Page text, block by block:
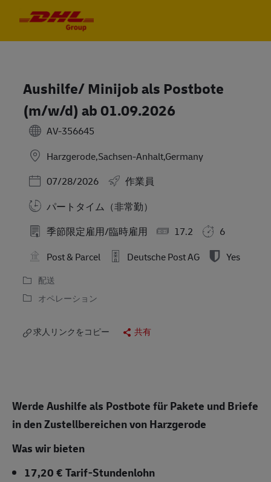
Aushilfe/ Minijob als Postbote
(m/w/d) ab 01.09.2026
AV-356645
Harzgerode,Sachsen-Anhalt,Germany
Posted Date
07/28/2026
作業員
パートタイム（非常勤）
季節限定雇用/臨時雇用
17.2
6
Post & Parcel
Deutsche Post AG Yes
配送
オペレーション
求人リンクをコピー 共有
Werde Aushilfe als Postbote für Pakete und Briefe
in den Zustellbereichen von Harzgerode
Was wir bieten
17,20 € Tarif-Stundenlohn